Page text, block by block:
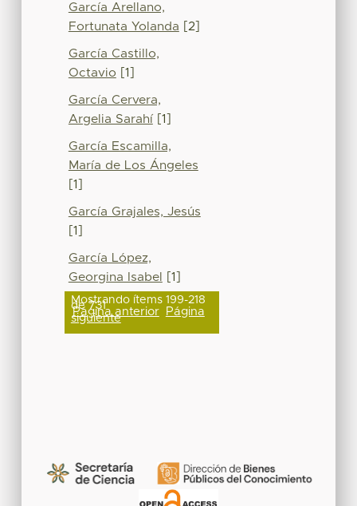
García Arellano,
Fortunata Yolanda [2]
García Castillo,
Octavio [1]
García Cervera,
Argelia Sarahí[1]
García Escamilla,
María de Los Ángeles
[1]
García Grajales, Jesús
[1]
García López,
Georgina Isabel
[1]
Mostrando ítems 199-218
de 731
Página anterior Página
siguiente